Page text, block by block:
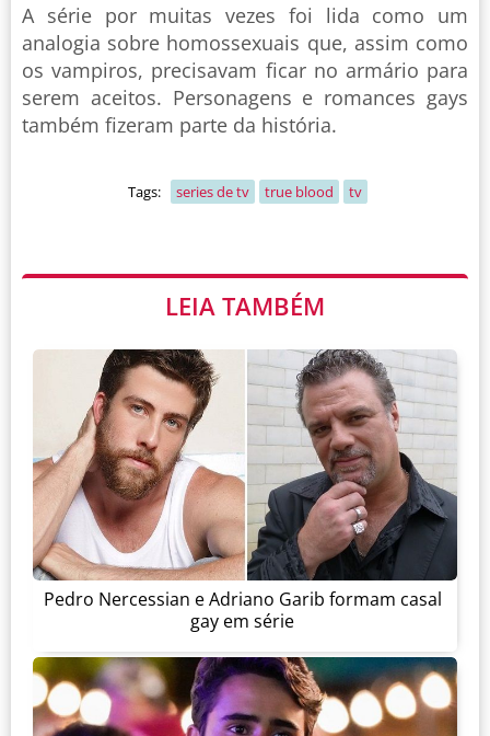
A série por muitas vezes foi lida como um
analogia sobre homossexuais que, assim como
os vampiros, precisavam ficar no armário para
serem aceitos. Personagens e romances gays
também fizeram parte da história.
Tags: series de tv true blood tv
LEIA TAMBÉM
Pedro Nercessian e Adriano Garib formam casal
gay em série